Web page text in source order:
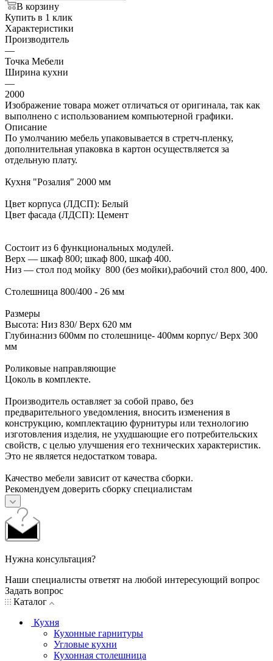
В корзину
Купить в 1 клик
Характеристики
Производитель
—
Точка Мебели
Ширина кухни
—
2000
Изображение товара может отличаться от оригинала, так как
выполнено с использованием компьютерной графики.
Описание
По умолчанию мебель упаковывается в стретч-пленку,
дополнительная упаковка в картон осуществляется за
отдельную плату.
Кухня "Розалия" 2000 мм
Цвет корпуса (ЛДСП): Белый
Цвет фасада (ЛДСП): Цемент
Состоит из 6 функциональных модулей.
Верх — шкаф 800; шкаф 800, шкаф 400.
Низ — стол под мойку 800 (без мойки),рабочий стол 800, 400.
Столешница 800/400 - 26 мм
Размеры
Высота: Низ 830/ Верх 620 мм
Глубина:низ 600мм по столешнице- 400мм корпус/ Верх 300
мм
Роликовые направляющие
Цоколь в комплекте.
Производитель оставляет за собой право, без
предварительного уведомления, вносить изменения в
конструкцию, комплектацию фурнитуры или технологию
изготовления изделия, не ухудшающие его потребительских
свойств, с целью улучшения его технических характеристик.
Это не является недостатком товара.
Качество мебели зависит от качества сборки.
Рекомендуем доверить сборку специалистам
Нужна консультация?
Наши специалисты ответят на любой интересующий вопрос
Задать вопрос
Каталог
Кухня
Кухонные гарнитуры
Угловые кухни
Кухонная столешница